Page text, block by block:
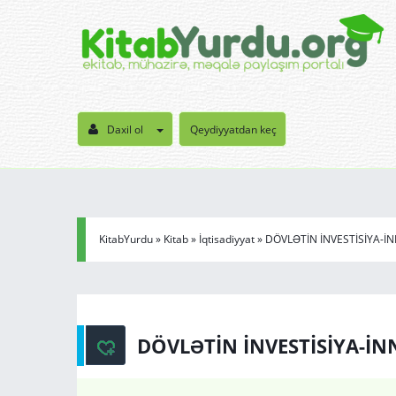
Daxil ol Qeydiyyatdan keç
KitabYurdu» Kitab» İqtisadiyyat» DÖVLƏTİN İNVESTİSİYA-
DÖVLƏTİN İNVESTİSİYA-